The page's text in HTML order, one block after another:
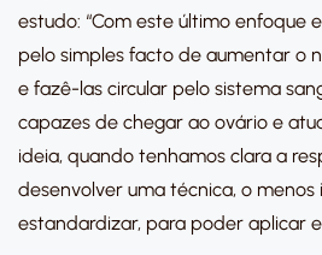
estudo: “Com este último enfoque
pelo simples facto de aumentar o
e fazê-las circular pelo sistema
capazes de chegar ao ovário e
ideia, quando tenhamos clara a
desenvolver uma técnica, o menos
estandardizar, para poder aplicar